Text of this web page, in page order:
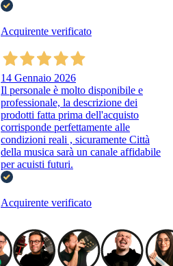
Acquirente verificato
14 Gennaio 2026
Il personale è molto disponibile e
professionale, la descrizione dei
prodotti fatta prima dell'acquisto
corrisponde perfettamente alle
condizioni reali , sicuramente Città
della musica sarà un canale affidabile
per acuisti futuri.
Acquirente verificato